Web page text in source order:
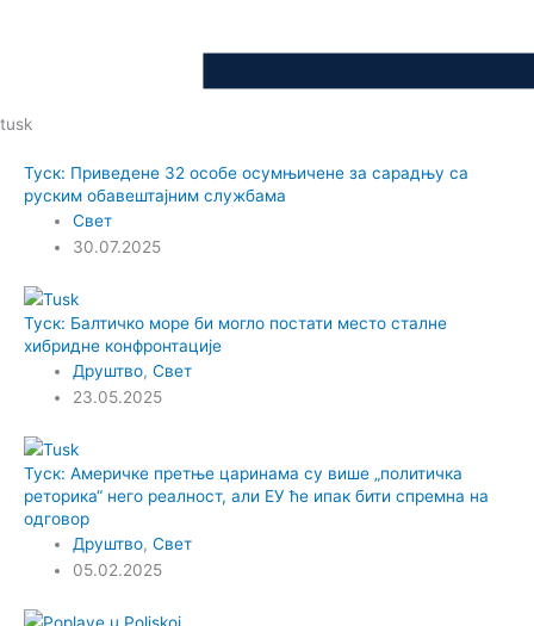
tusk
Туск: Приведене 32 особе осумњичене за сарадњу са
руским обавештајним службама
Свет
30.07.2025
Туск: Балтичко море би могло постати место сталне
хибридне конфронтације
Друштво,Свет
23.05.2025
Туск: Америчке претње царинама су више „политичка
реторика“ него реалност, али ЕУ ће ипак бити спремна на
одговор
Друштво,Свет
05.02.2025